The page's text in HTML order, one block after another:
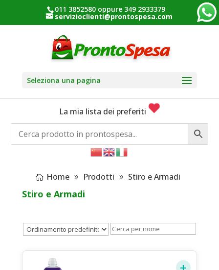
011 3852580 oppure 349 2933379
servizioclienti@prontospesa.com
Seleziona una pagina
La mia lista dei preferiti
Home Prodotti Stiro e Armadi
Stiro e Armadi